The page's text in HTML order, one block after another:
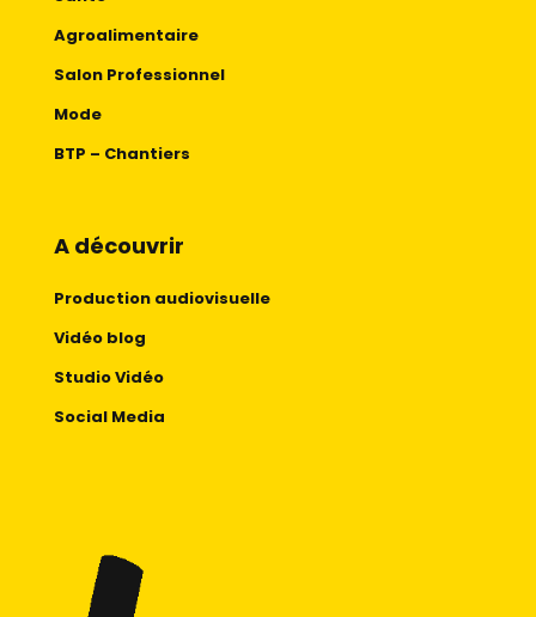
Agroalimentaire
Salon Professionnel
Mode
BTP – Chantiers
A découvrir
Production audiovisuelle
Vidéo blog
Studio Vidéo
Social Media